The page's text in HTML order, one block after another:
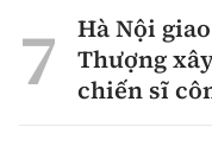
Hà Nội
Thượng
chiến sĩ